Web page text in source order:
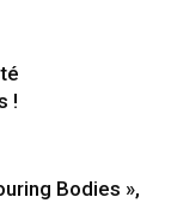
!
Bodies »,